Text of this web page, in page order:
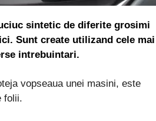
sintetic de diferite grosimi
Sunt create utilizand cele mai
intrebuintari.
vopseaua unei masini, este
folii.